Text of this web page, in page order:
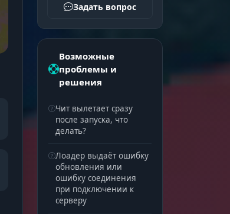
Задать вопрос
Возможные
проблемы и
решения
Чит вылетает сразу
после запуска, что
делать?
Лоадер выдаёт ошибку
обновления или
ошибку соединения
при подключении к
серверу